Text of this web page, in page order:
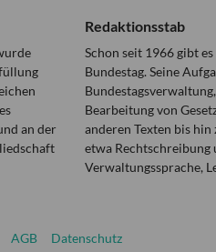
an der
Redaktionsstab
Schon seit 1966 gibt
Bundestag. Seine
Bearbeitung von
anderen Texten bis
etwa Rechtschreibung
Verwaltungssprache,
AGB Datenschutz